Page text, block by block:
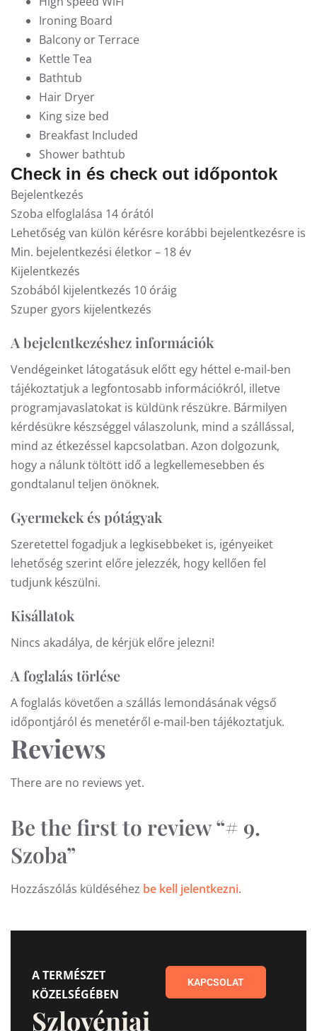
Ironing Board
Balcony or Terrace
Kettle Tea
Bathtub
Hair Dryer
King size bed
Breakfast Included
Shower bathtub
Check in és check out időpontok
Bejelentkezés
Szoba elfoglalása 14 órától
Lehetőség van külön kérésre korábbi bejelentkezésre is
Min. bejelentkezési életkor – 18 év
Kijelentkezés
Szobából kijelentkezés 10 óráig
Szuper gyors kijelentkezés
A bejelentkezéshez információk
Vendégeinket látogatásuk előtt egy héttel e-mail-ben
tájékoztatjuk a legfontosabb információkról, illetve
programjavaslatokat is küldünk részükre. Bármilyen
kérdésükre készséggel válaszolunk, mind a szállással,
mind az étkezéssel kapcsolatban. Azon dolgozunk,
hogy a nálunk töltött idő a legkellemesebben és
gondtalanul teljen önöknek.
Gyermekek és pótágyak
Szeretettel fogadjuk a legkisebbeket is, igényeiket
lehetőség szerint előre jelezzék, hogy kellően fel
tudjunk készülni.
Kisállatok
Nincs akadálya, de kérjük előre jelezni!
A foglalás törlése
A foglalás követően a szállás lemondásának végső
időpontjáról és menetéről e-mail-ben tájékoztatjuk.
Reviews
There are no reviews yet.
Be the first to review “# 9.
Szoba”
Hozzászólás küldéséhez be kell jelentkezni.
A TERMÉSZET
KÖZELSÉGÉBEN
Szlovéniai
KAPCSOLAT